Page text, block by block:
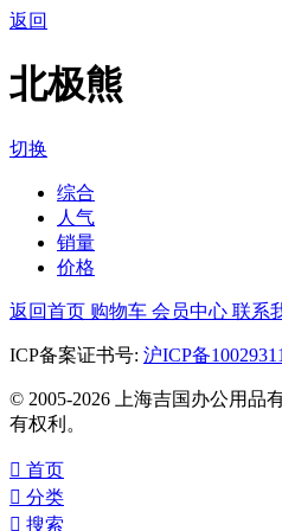
返回
北极熊
切换
综合
人气
销量
价格
返回首页 购物车 会员中心 联系
ICP备案证书号: 沪ICP备
© 2005-2026 上海吉国办公用品
有权利。
 首页
 分类
 搜索